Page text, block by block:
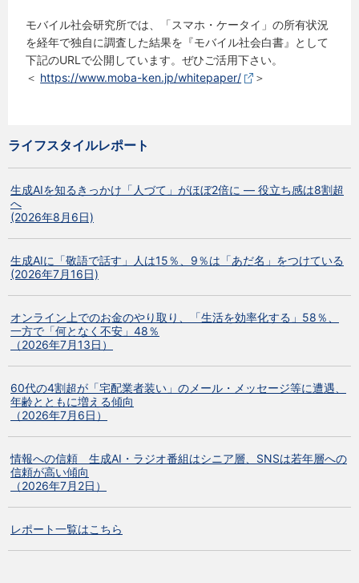
モバイル社会研究所では、「スマホ・ケータイ」の所有状況
を経年で独自に調査した結果を『モバイル社会白書』として
下記のURLで公開しています。ぜひご活用下さい。
＜ https://www.moba-ken.jp/whitepaper/ ＞
ライフスタイルレポート
生成AIを知るきっかけ「人づて」がほぼ2倍に ― 役立ち感は8割超
へ
(2026年8月6日)
生成AIに「敬語で話す」人は15％、9％は「あだ名」をつけている
(2026年7月16日)
オンライン上でのお金のやり取り、「生活を効率化する」58％、
一方で「何となく不安」48％
（2026年7月13日）
60代の4割超が「宅配業者装い」のメール・メッセージ等に遭遇、
年齢とともに増える傾向
（2026年7月6日）
情報への信頼 生成AI・ラジオ番組はシニア層、SNSは若年層への
信頼が高い傾向
（2026年7月2日）
レポート一覧はこちら